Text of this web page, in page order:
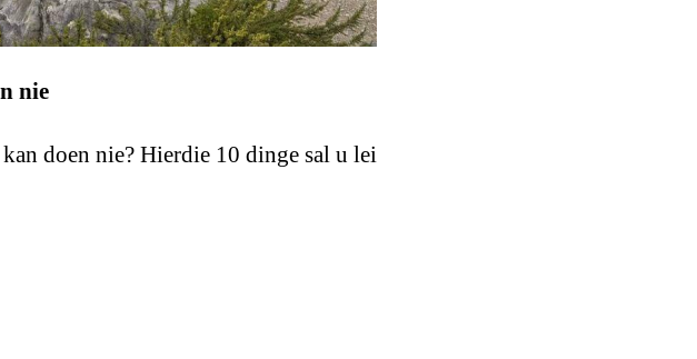
nie
doen nie? Hierdie 10 dinge sal u lei